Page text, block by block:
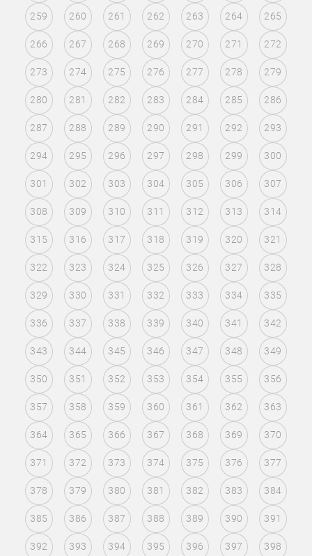
259 260 261 262 263 264 265
266 267 268 269 270 271 272
273 274 275 276 277 278 279
280 281 282 283 284 285 286
287 288 289 290 291 292 293
294 295 296 297 298 299 300
301 302 303 304 305 306 307
308 309 310 311 312 313 314
315 316 317 318 319 320 321
322 323 324 325 326 327 328
329 330 331 332 333 334 335
336 337 338 339 340 341 342
343 344 345 346 347 348 349
350 351 352 353 354 355 356
357 358 359 360 361 362 363
364 365 366 367 368 369 370
371 372 373 374 375 376 377
378 379 380 381 382 383 384
385 386 387 388 389 390 391
392 393 394 395 396 397 398